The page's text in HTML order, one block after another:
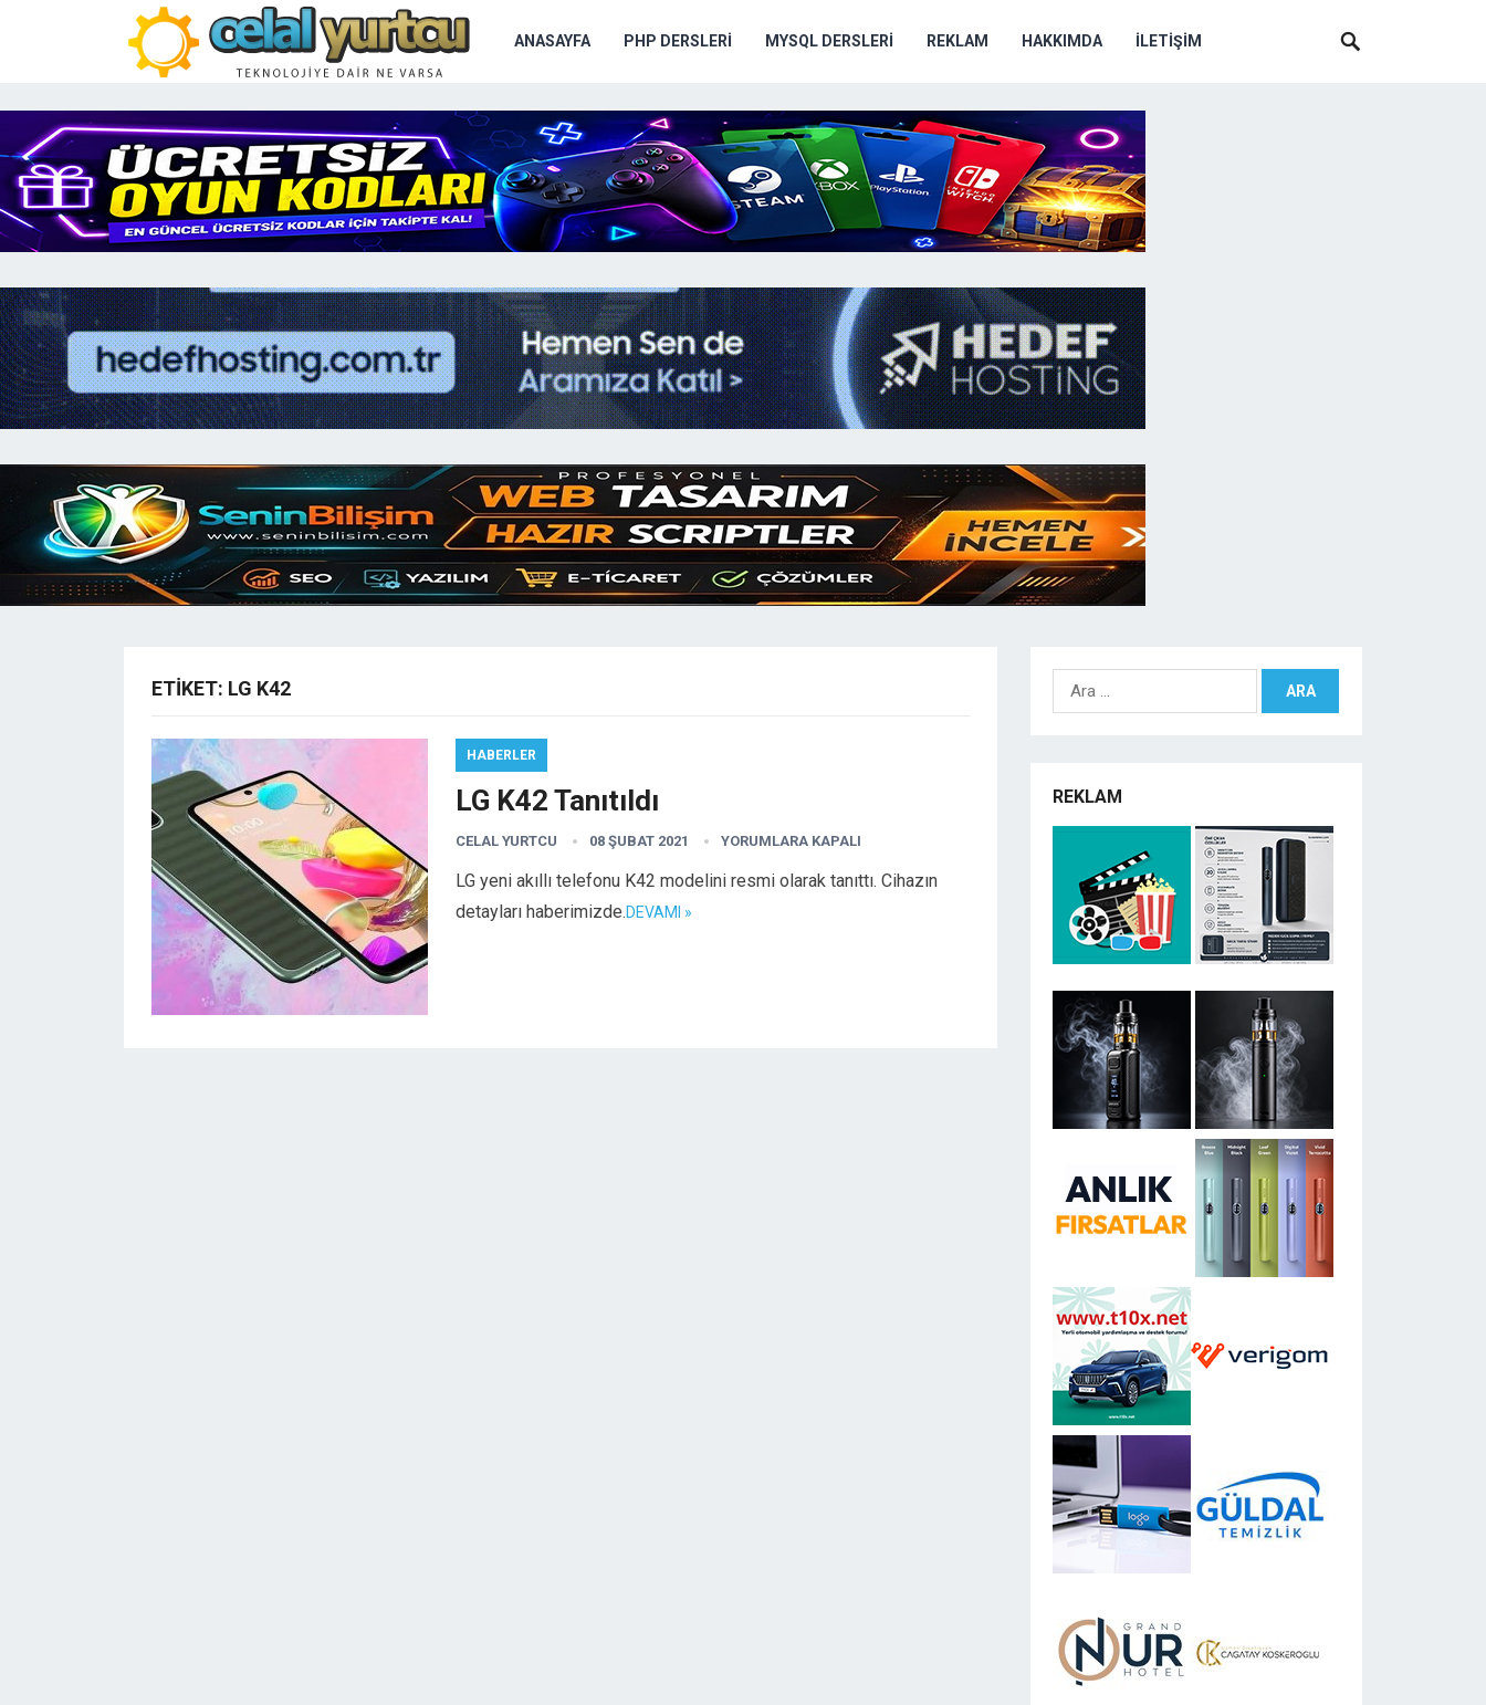
ANASAYFA PHP DERSLERI MYSQL DERSLERI REKLAM HAKKIMDA İLETIŞIM
ETIKET: LG K42
HABERLER
LG K42 Tanıtıldı
CELAL YURTCU 08 ŞUBAT 2021 YORUMLARA KAPALI
LG yeni akıllı telefonu K42 modelini resmi olarak tanıttı. Cihazın
detayları haberimizde.DEVAMI »
Arama:
REKLAM